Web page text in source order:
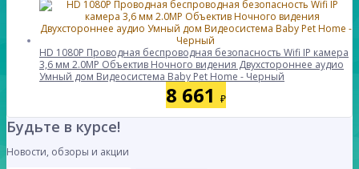
HD 1080P Проводная беспроводная безопасность Wifi IP камера
3,6 мм 2.0MP Объектив Ночного видения Двухстороннее аудио
Умный дом Видеосистема Baby Pet Home - Черный
8 661 ₽
Будьте в курсе!
Новости, обзоры и акции